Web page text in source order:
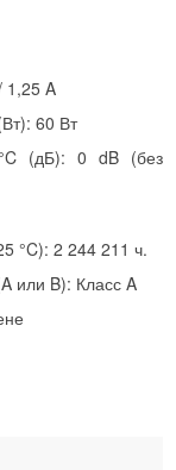
1,25 A
60 Вт
(дБ): 0 dB (без
°C):2 244 211 ч.
или B): Класс A